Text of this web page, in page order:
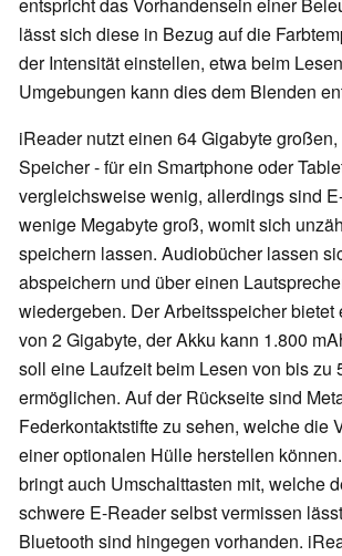
lässt sich diese in Bezug auf die
der Intensität einstellen, etwa beim
Umgebungen kann dies dem Blenden
iReader nutzt einen 64 Gigabyte
Speicher - für ein Smartphone oder
vergleichsweise wenig, allerdings sind
wenige Megabyte groß, womit sich
speichern lassen. Audiobücher lassen
abspeichern und über einen
wiedergeben. Der Arbeitsspeicher bietet
von 2 Gigabyte, der Akku kann 1.800
soll eine Laufzeit beim Lesen von bis zu
ermöglichen. Auf der Rückseite sind
Federkontaktstifte zu sehen, welche die
einer optionalen Hülle herstellen
bringt auch Umschalttasten mit, welche
schwere E-Reader selbst vermissen
Bluetooth sind hingegen vorhanden.